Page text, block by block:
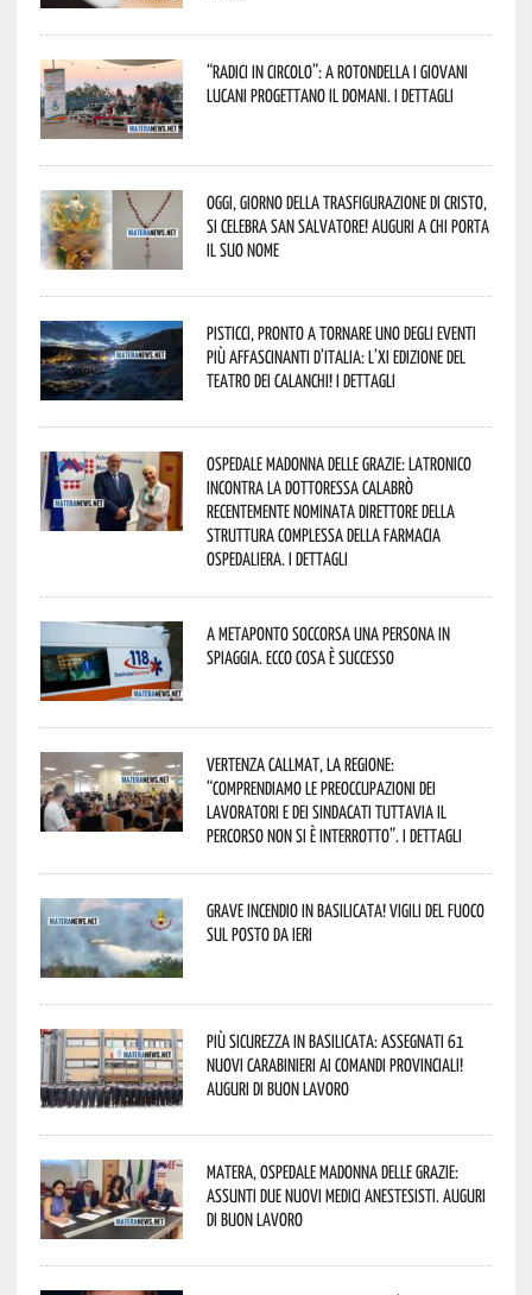
“Radici in Circolo”: a Rotondella i giovani
lucani progettano il domani. I dettagli
Oggi, giorno della Trasfigurazione di Cristo,
si celebra San Salvatore! Auguri a chi porta
il suo nome
Pisticci, pronto a tornare uno degli eventi
più affascinanti d’Italia: l’XI edizione del
Teatro dei Calanchi! I dettagli
Ospedale Madonna delle Grazie: Latronico
incontra la dottoressa Calabrò
recentemente nominata Direttore della
Struttura Complessa della Farmacia
Ospedaliera. I dettagli
A Metaponto soccorsa una persona in
spiaggia. Ecco cosa è successo
Vertenza CallMat, la Regione:
“comprendiamo le preoccupazioni dei
lavoratori e dei sindacati tuttavia il
percorso non si è interrotto”. I dettagli
Grave incendio in Basilicata! Vigili del fuoco
sul posto da ieri
Più sicurezza in Basilicata: assegnati 61
nuovi Carabinieri ai Comandi provinciali!
Auguri di buon lavoro
Matera, Ospedale Madonna delle Grazie:
assunti due nuovi medici anestesisti. Auguri
di buon lavoro